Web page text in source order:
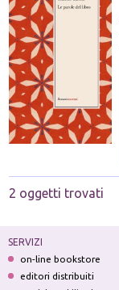
2 oggetti trovati
SERVIZI
on-line bookstore
editori distribuiti